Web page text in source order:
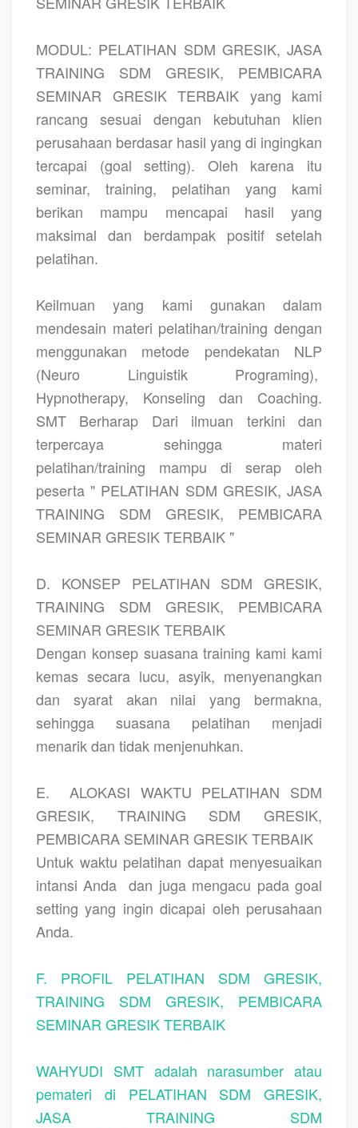
MODUL: PELATIHAN SDM GRESIK, JASA
TRAINING SDM GRESIK, PEMBICARA
SEMINAR GRESIK TERBAIK yang kami
rancang sesuai dengan kebutuhan klien
perusahaan berdasar hasil yang di ingingkan
tercapai (goal setting). Oleh karena itu
seminar, training, pelatihan yang kami
berikan mampu mencapai hasil yang
maksimal dan berdampak positif setelah
pelatihan.
Keilmuan yang kami gunakan dalam
mendesain materi pelatihan/training dengan
menggunakan metode pendekatan NLP
(Neuro Linguistik Programing),
Hypnotherapy, Konseling dan Coaching.
SMT Berharap Dari ilmuan terkini dan
terpercaya sehingga materi
pelatihan/training mampu di serap oleh
peserta " PELATIHAN SDM GRESIK, JASA
TRAINING SDM GRESIK, PEMBICARA
SEMINAR GRESIK TERBAIK "
D. KONSEP PELATIHAN SDM GRESIK,
TRAINING SDM GRESIK, PEMBICARA
SEMINAR GRESIK TERBAIK
Dengan konsep suasana training kami kami
kemas secara lucu, asyik, menyenangkan
dan syarat akan nilai yang bermakna,
sehingga suasana pelatihan menjadi
menarik dan tidak menjenuhkan.
E.
ALOKASI WAKTU PELATIHAN SDM
GRESIK, TRAINING SDM GRESIK,
PEMBICARA SEMINAR GRESIK TERBAIK
Untuk waktu pelatihan dapat menyesuaikan
intansi Anda dan juga mengacu pada goal
setting yang ingin dicapai oleh perusahaan
Anda.
F. PROFIL PELATIHAN SDM GRESIK,
TRAINING SDM GRESIK, PEMBICARA
SEMINAR GRESIK TERBAIK
WAHYUDI SMT adalah narasumber atau
pemateri di PELATIHAN SDM GRESIK,
JASA TRAINING SDM